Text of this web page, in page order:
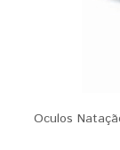
Oculos